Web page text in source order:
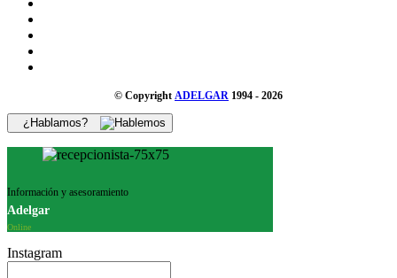
© Copyright ADELGAR 1994 - 2026
¿Hablamos?
Información y asesoramiento
Adelgar
Online
Instagram